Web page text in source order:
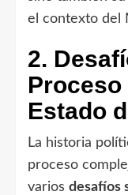
el contexto del
2.
Estado
La historia
proceso
varios desafíos